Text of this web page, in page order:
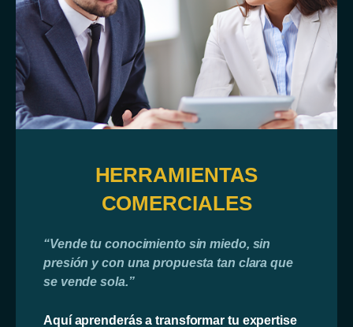
HERRAMIENTAS
COMERCIALES
“Vende tu conocimiento sin miedo, sin
presión y con una propuesta tan clara que
se vende sola.”
Aquí aprenderás a transformar tu expertise